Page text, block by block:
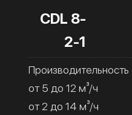
CDL 8-
2-1
Производительность
от 5 до 12 м³/ч
от 2 до 14 м³/ч